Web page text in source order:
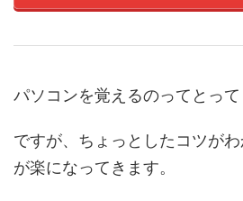
パソコンを覚えるのってとって
ですが、ちょっとしたコツが
が楽になってきます。